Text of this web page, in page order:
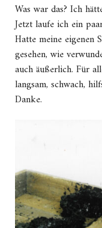
Was war das? Ich
Jetzt laufe ich ein
Hatte meine eigenen
gesehen, wie
auch äußerlich. Für
langsam, schwach,
Danke.